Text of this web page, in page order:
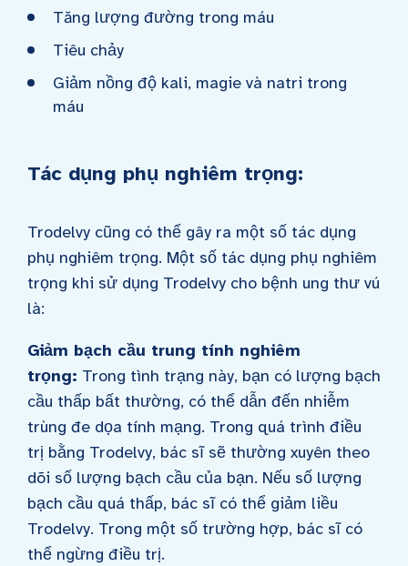
Tăng lượng đường trong máu
Tiêu chảy
Giảm nồng độ kali, magie và natri trong
máu
Tác dụng phụ nghiêm trọng:
Trodelvy cũng có thể gây ra một số tác dụng
phụ nghiêm trọng. Một số tác dụng phụ nghiêm
trọng khi sử dụng Trodelvy cho bệnh ung thư vú
là:
Giảm bạch cầu trung tính nghiêm
trọng: Trong tình trạng này, bạn có lượng bạch
cầu thấp bất thường, có thể dẫn đến nhiễm
trùng đe dọa tính mạng. Trong quá trình điều
trị bằng Trodelvy, bác sĩ sẽ thường xuyên theo
dõi số lượng bạch cầu của bạn. Nếu số lượng
bạch cầu quá thấp, bác sĩ có thể giảm liều
Trodelvy. Trong một số trường hợp, bác sĩ có
thể ngừng điều trị.